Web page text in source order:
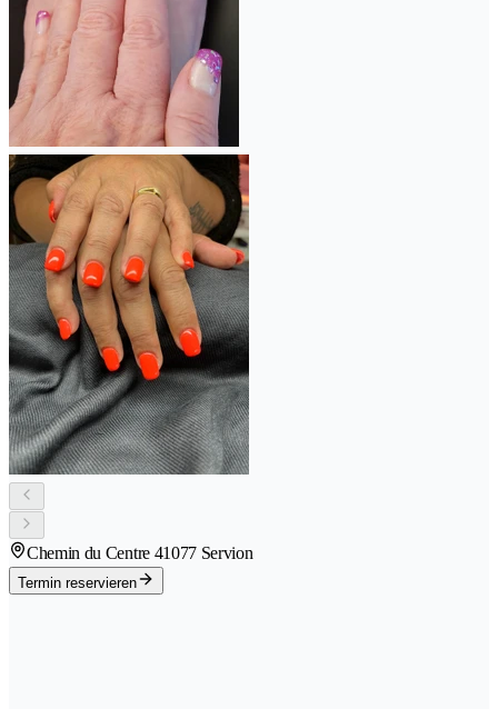
Chemin du Centre 41077 Servion
Termin reservieren